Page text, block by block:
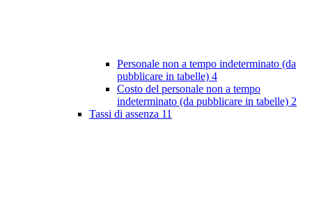
Personale non a tempo indeterminato (da
pubblicare in tabelle) 4
Costo del personale non a tempo
indeterminato (da pubblicare in tabelle) 2
Tassi di assenza 11